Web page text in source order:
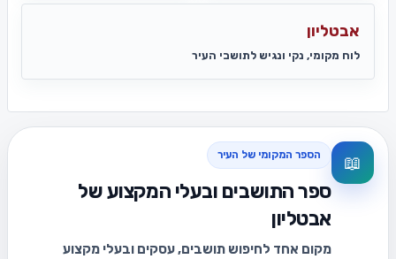
אבטליון
לוח מקומי, נקי ונגיש לתושבי העיר
📖 הספר המקומי של העיר
ספר התושבים ובעלי המקצוע של
אבטליון
מקום אחד לחיפוש תושבים, עסקים ובעלי מקצוע